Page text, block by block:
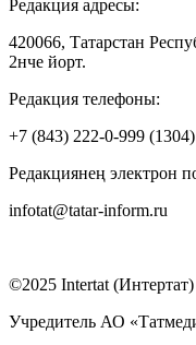
Редакция адресы:
420066, Татарстан
2нче йорт.
Редакция телефоны:
+7 (843) 222-0-999 (1304)
Редакциянең электрон
infotat@tatar-inform.ru
©2025 Intertat (Интертат)
Учредитель АО